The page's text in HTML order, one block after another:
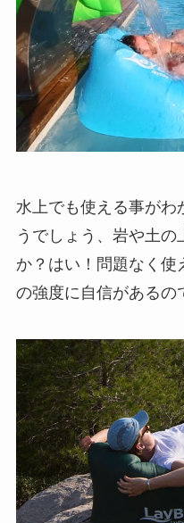
水上でも使える事がわ
うでしょう、岩や土の
か？はい！問題なく使
の強度に自信があるの